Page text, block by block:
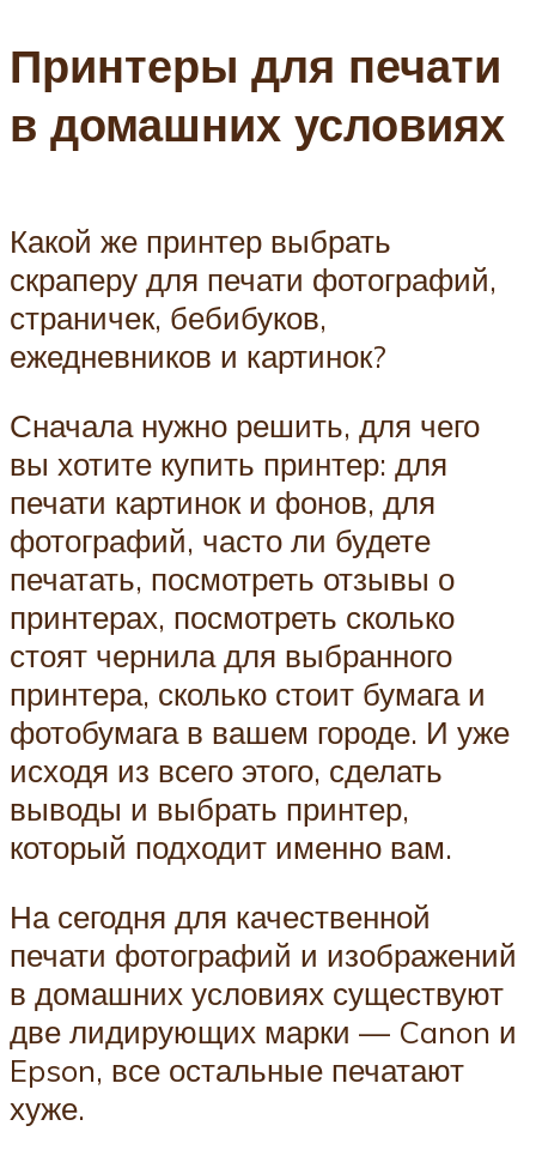
Принтеры для печати
в домашних условиях
Какой же принтер выбрать
скраперу для печати фотографий,
страничек, бебибуков,
ежедневников и картинок?
Сначала нужно решить, для чего
вы хотите купить принтер: для
печати картинок и фонов, для
фотографий, часто ли будете
печатать, посмотреть отзывы о
принтерах, посмотреть сколько
стоят чернила для выбранного
принтера, сколько стоит бумага и
фотобумага в вашем городе. И уже
исходя из всего этого, сделать
выводы и выбрать принтер,
который подходит именно вам.
На сегодня для качественной
печати фотографий и изображений
в домашних условиях существуют
две лидирующих марки — Canon и
Epson, все остальные печатают
хуже.